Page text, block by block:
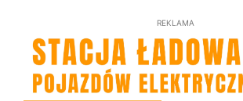
REKLAMA